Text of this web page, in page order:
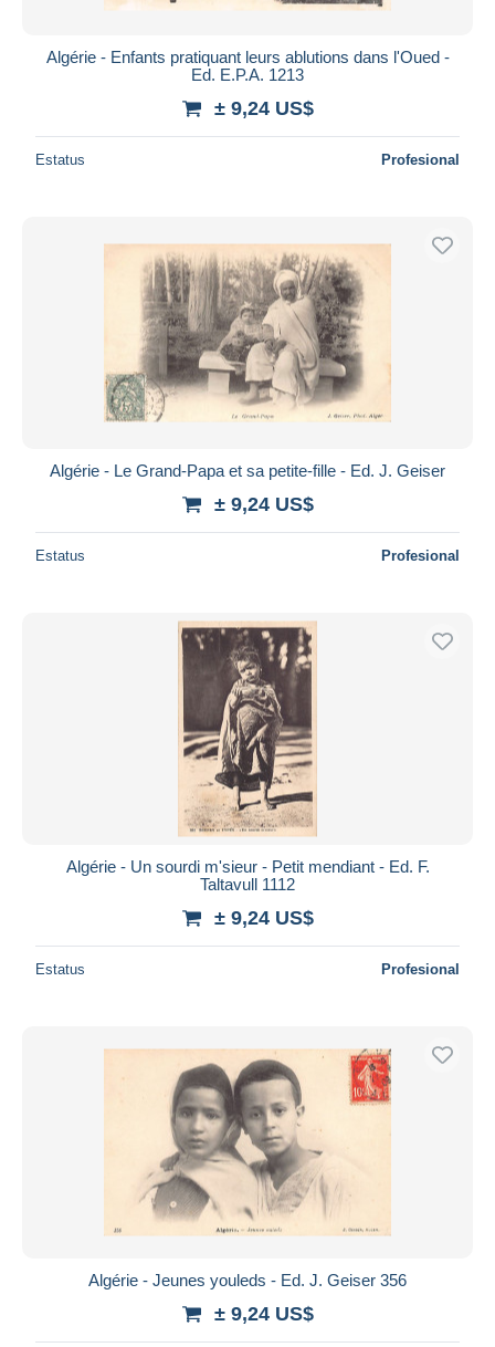
Algérie - Enfants pratiquant leurs ablutions dans l'Oued -
Ed. E.P.A. 1213
± 9,24 US$
Estatus Profesional
Algérie - Le Grand-Papa et sa petite-fille - Ed. J. Geiser
± 9,24 US$
Estatus Profesional
Algérie - Un sourdi m'sieur - Petit mendiant - Ed. F.
Taltavull 1112
± 9,24 US$
Estatus Profesional
Algérie - Jeunes youleds - Ed. J. Geiser 356
± 9,24 US$